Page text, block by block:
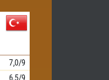
7,0/9
6,5/9